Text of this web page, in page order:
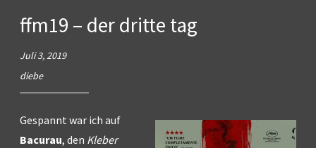
ffm19 – der dritte tag
Juli 3, 2019
diebe
Gespannt war ich auf
Bacurau, den Kleber